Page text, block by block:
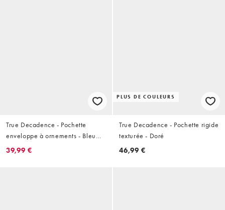
True Decadence - Pochette
enveloppe à ornements - Bleu
sarcelle
39,99 €
PLUS DE COULEURS
True Decadence - Pochette rigide
texturée - Doré
46,99 €